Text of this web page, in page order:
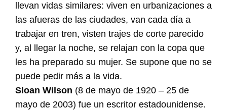
llevan vidas similares: viven en urbanizaciones a
las afueras de las ciudades, van cada día a
trabajar en tren, visten trajes de corte parecido
y, al llegar la noche, se relajan con la copa que
les ha preparado su mujer. Se supone que no se
puede pedir más a la vida.
Sloan Wilson (8 de mayo de 1920 – 25 de
mayo de 2003) fue un escritor estadounidense.